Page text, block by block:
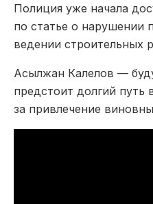
Полиция уже начала
по статье о нарушении
ведении строительных
Асылжан Калелов —
предстоит долгий путь
за привлечение